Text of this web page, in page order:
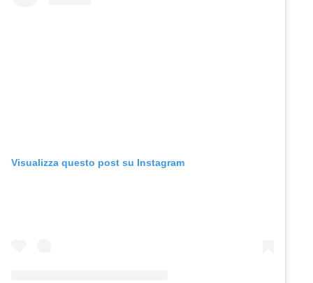
Visualizza questo post su Instagram